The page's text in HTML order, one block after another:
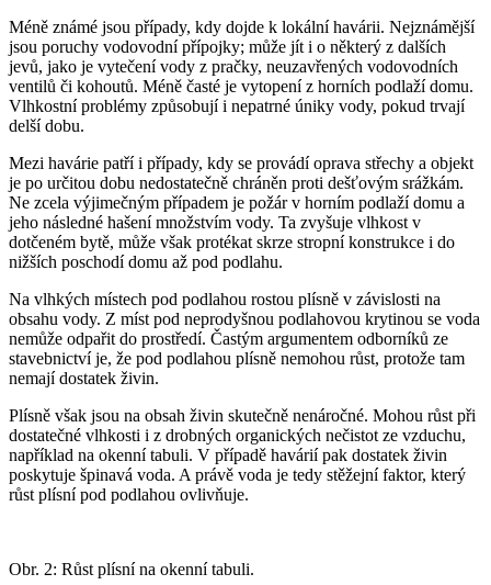
Méně známé jsou případy, kdy dojde k lokální havárii. Nejznámější
jsou poruchy vodovodní přípojky; může jít i o některý z dalších
jevů, jako je vytečení vody z pračky, neuzavřených vodovodních
ventilů či kohoutů. Méně časté je vytopení z horních podlaží domu.
Vlhkostní problémy způsobují i nepatrné úniky vody, pokud trvají
delší dobu.
Mezi havárie patří i případy, kdy se provádí oprava střechy a objekt
je po určitou dobu nedostatečně chráněn proti dešťovým srážkám.
Ne zcela výjimečným případem je požár v horním podlaží domu a
jeho následné hašení množstvím vody. Ta zvyšuje vlhkost v
dotčeném bytě, může však protékat skrze stropní konstrukce i do
nižších poschodí domu až pod podlahu.
Na vlhkých místech pod podlahou rostou plísně v závislosti na
obsahu vody. Z míst pod neprodyšnou podlahovou krytinou se voda
nemůže odpařit do prostředí. Častým argumentem odborníků ze
stavebnictví je, že pod podlahou plísně nemohou růst, protože tam
nemají dostatek živin.
Plísně však jsou na obsah živin skutečně nenáročné. Mohou růst při
dostatečné vlhkosti i z drobných organických nečistot ze vzduchu,
například na okenní tabuli. V případě havárií pak dostatek živin
poskytuje špinavá voda. A právě voda je tedy stěžejní faktor, který
růst plísní pod podlahou ovlivňuje.
Obr. 2: Růst plísní na okenní tabuli.